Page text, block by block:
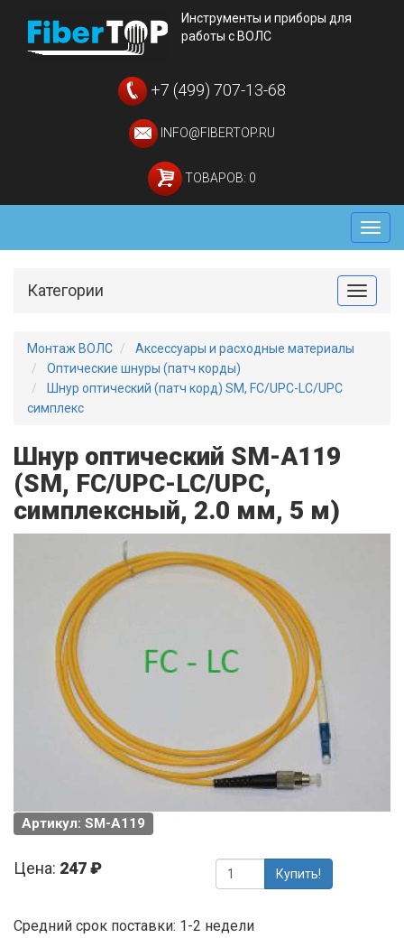
Инструменты и приборы для
работы с ВОЛС
+7 (499) 707-13-68
INFO@FIBERTOP.RU
ТОВАРОВ: 0
Меню
Toggle
Категории
Монтаж ВОЛС
Аксессуары и расходные материалы
Оптические шнуры (патч корды)
Шнур оптический (патч корд) SM, FC/UPC-LC/UPC
симплекс
Шнур оптический SM-A119
(SM, FC/UPC-LC/UPC,
симплексный, 2.0 мм, 5 м)
Артикул: SM-A119
Цена: 247 ₽ Купить!
Средний срок поставки: 1-2 недели